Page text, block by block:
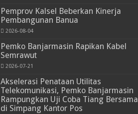
Pemprov Kalsel Beberkan Kinerja
Pembangunan Banua
2026-08-04
Pemko Banjarmasin Rapikan Kabel
Semrawut
2026-07-21
Akselerasi Penataan Utilitas
Telekomunikasi, Pemko Banjarmasin
Rampungkan Uji Coba Tiang Bersama
di Simpang Kantor Pos